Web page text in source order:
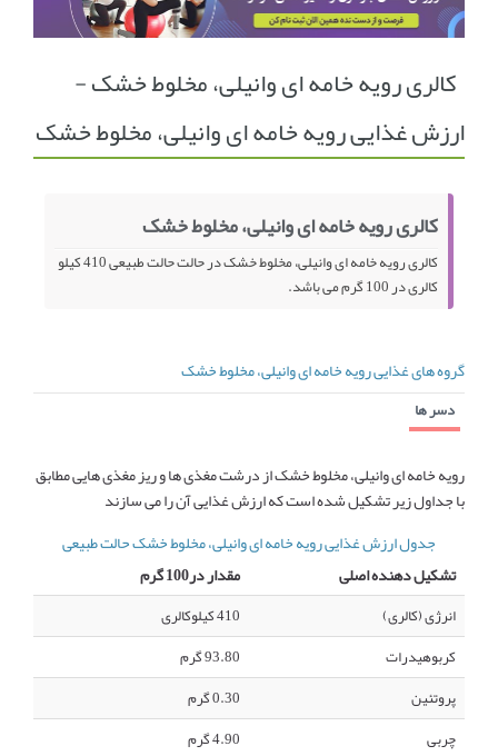
دانشنامه سلامت بانوان پرسش و پاسخ
انجمن متخصصین زنان و اوما انتخاب نام کودک
فهرست مواد غذایی اپلیکیشن بارداری و کودک اوما
کالری رویه خامه ای وانیلی، مخلوط خشک -
ارزش غذایی رویه خامه ای وانیلی، مخلوط خشک
کالری رویه خامه ای وانیلی، مخلوط خشک
کالری رویه خامه ای وانیلی، مخلوط خشک در حالت حالت طبیعی 410 کیلو
کالری در 100 گرم می باشد.
گروه های غذایی رویه خامه ای وانیلی، مخلوط خشک
دسر ها
رویه خامه ای وانیلی، مخلوط خشک از درشت مغذی ها و ریز مغذی هایی مطابق
با جداول زیر تشکیل شده است که ارزش غذایی آن را می سازند
جدول ارزش غذایی رویه خامه ای وانیلی، مخلوط خشک حالت طبیعی
تشکیل دهنده اصلی
مقدار در100 گرم
انرژی (کالری)
410 کیلوکالری
کربوهیدرات
93.80 گرم
پروتئین
0.30 گرم
چربی
4.90 گرم